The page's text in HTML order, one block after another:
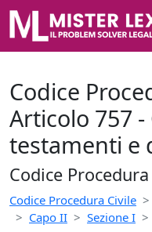
Codice
Articolo 757
testamenti e
Codice
Codice Procedura Civile
Capo II
Sezione I